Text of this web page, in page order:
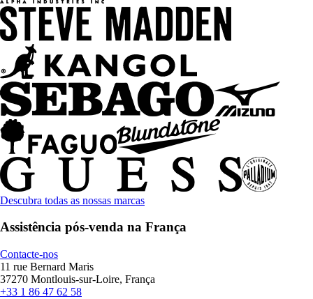
Descubra todas as nossas marcas
Assistência pós-venda na França
Contacte-nos
11 rue Bernard Maris
37270 Montlouis-sur-Loire, França
+33 1 86 47 62 58